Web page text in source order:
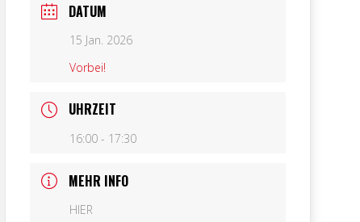
DATUM
15 Jan. 2026
Vorbei!
UHRZEIT
16:00 - 17:30
MEHR INFO
HIER